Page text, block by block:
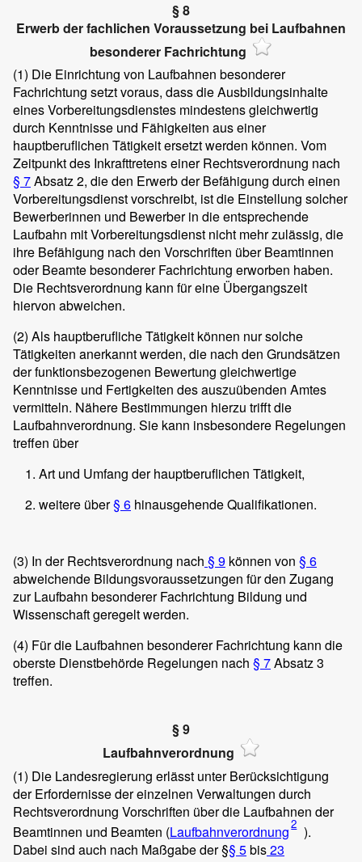
§ 8
Erwerb der fachlichen Voraussetzung bei Laufbahnen
besonderer Fachrichtung
(1) Die Einrichtung von Laufbahnen besonderer
Fachrichtung setzt voraus, dass die Ausbildungsinhalte
eines Vorbereitungsdienstes mindestens gleichwertig
durch Kenntnisse und Fähigkeiten aus einer
hauptberuflichen Tätigkeit ersetzt werden können. Vom
Zeitpunkt des Inkrafttretens einer Rechtsverordnung nach
§ 7Absatz 2, die den Erwerb der Befähigung durch einen
Vorbereitungsdienst vorschreibt, ist die Einstellung solcher
Bewerberinnen und Bewerber in die entsprechende
Laufbahn mit Vorbereitungsdienst nicht mehr zulässig, die
ihre Befähigung nach den Vorschriften über Beamtinnen
oder Beamte besonderer Fachrichtung erworben haben.
Die Rechtsverordnung kann für eine Übergangszeit
hiervon abweichen.
(2) Als hauptberufliche Tätigkeit können nur solche
Tätigkeiten anerkannt werden, die nach den Grundsätzen
der funktionsbezogenen Bewertung gleichwertige
Kenntnisse und Fertigkeiten des auszuübenden Amtes
vermitteln. Nähere Bestimmungen hierzu trifft die
Laufbahnverordnung. Sie kann insbesondere Regelungen
treffen über
Art und Umfang der hauptberuflichen Tätigkeit,
weitere über§ 6 hinausgehende Qualifikationen.
(3) In der Rechtsverordnung nach § 9 können von § 6
abweichende Bildungsvoraussetzungen für den Zugang
zur Laufbahn besonderer Fachrichtung Bildung und
Wissenschaft geregelt werden.
(4) Für die Laufbahnen besonderer Fachrichtung kann die
oberste Dienstbehörde Regelungen nach § 7Absatz 3
treffen.
§ 9
Laufbahnverordnung
(1) Die Landesregierung erlässt unter Berücksichtigung
der Erfordernisse der einzelnen Verwaltungen durch
Rechtsverordnung Vorschriften über die Laufbahnen der
Beamtinnen und Beamten (Laufbahnverordnung2 ).
Dabei sind auch nach Maßgabe der §§ 5bis23